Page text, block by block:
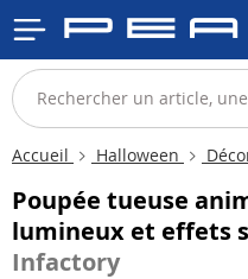
Accueil Halloween
Poupée tueuse
lumineux et effets
Infactory